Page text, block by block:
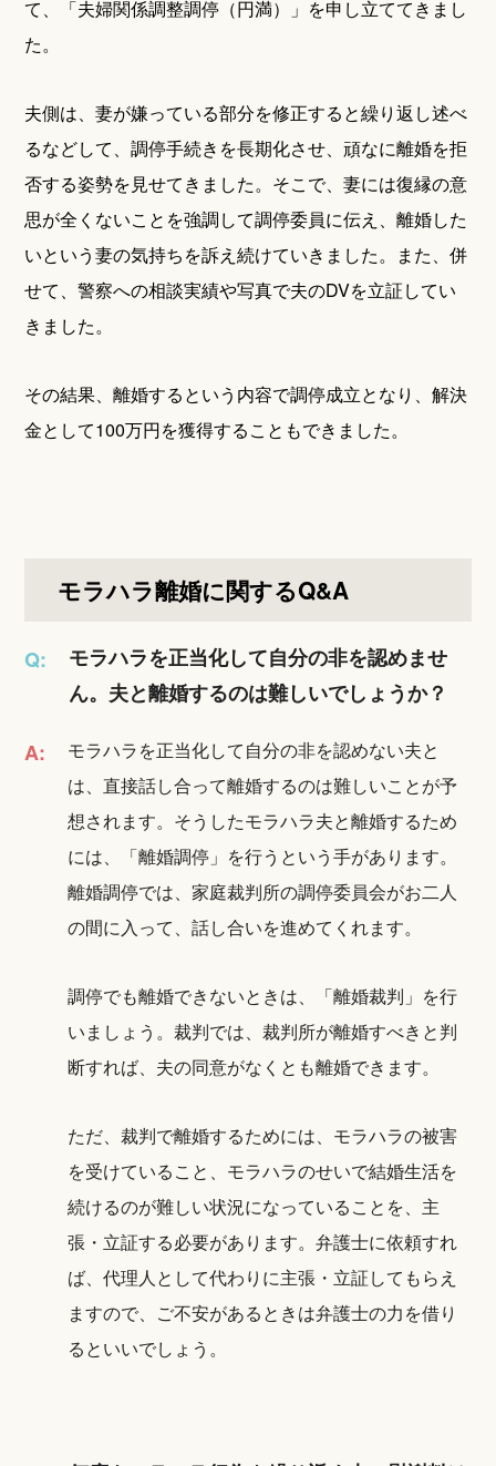
て、「夫婦関係調整調停（円満）」を申し立ててきまし
た。
夫側は、妻が嫌っている部分を修正すると繰り返し述べ
るなどして、調停手続きを長期化させ、頑なに離婚を拒
否する姿勢を見せてきました。そこで、妻には復縁の意
思が全くないことを強調して調停委員に伝え、離婚した
いという妻の気持ちを訴え続けていきました。また、併
せて、警察への相談実績や写真で夫のDVを立証してい
きました。
その結果、離婚するという内容で調停成立となり、解決
金として100万円を獲得することもできました。
モラハラ離婚に関するQ&A
Q:
モラハラを正当化して自分の非を認めませ
ん。夫と離婚するのは難しいでしょうか？
A:
モラハラを正当化して自分の非を認めない夫と
は、直接話し合って離婚するのは難しいことが予
想されます。そうしたモラハラ夫と離婚するため
には、「離婚調停」を行うという手があります。
離婚調停では、家庭裁判所の調停委員会がお二人
の間に入って、話し合いを進めてくれます。
調停でも離婚できないときは、「離婚裁判」を行
いましょう。裁判では、裁判所が離婚すべきと判
断すれば、夫の同意がなくとも離婚できます。
ただ、裁判で離婚するためには、モラハラの被害
を受けていること、モラハラのせいで結婚生活を
続けるのが難しい状況になっていることを、主
張・立証する必要があります。弁護士に依頼すれ
ば、代理人として代わりに主張・立証してもらえ
ますので、ご不安があるときは弁護士の力を借り
るといいでしょう。